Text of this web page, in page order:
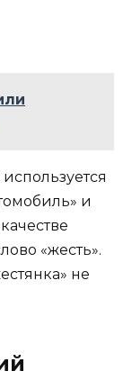
и
«жесть».
не